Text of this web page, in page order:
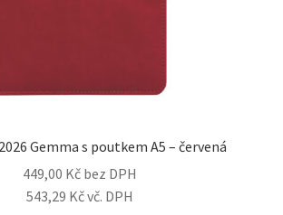
Gemma s poutkem A5 – červená
449,00 Kč bez DPH
543,29 Kčvč. DPH